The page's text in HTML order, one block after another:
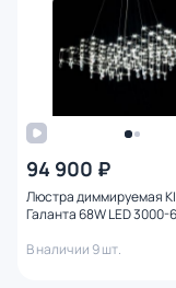
94 900 ₽
Люстра диммируемая
Галанта 68W LED 3000-
07887-A,02(21)
В наличии 9 шт.